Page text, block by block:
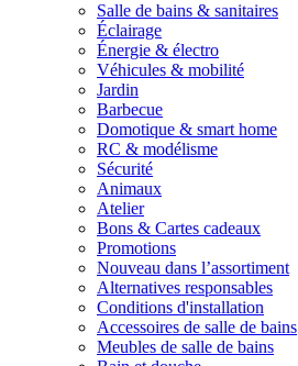
Salle de bains & sanitaires
Éclairage
Énergie & électro
Véhicules & mobilité
Jardin
Barbecue
Domotique & smart home
RC & modélisme
Sécurité
Animaux
Atelier
Bons & Cartes cadeaux
Promotions
Nouveau dans l’assortiment
Alternatives responsables
Conditions d'installation
Accessoires de salle de bains
Meubles de salle de bains